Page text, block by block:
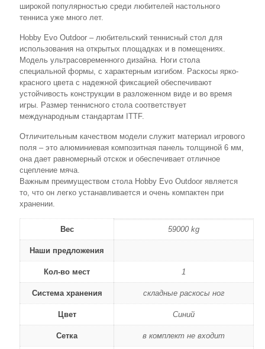
широкой популярностью среди любителей настольного
тенниса уже много лет.
Hobby Evo Outdoor – любительский теннисный стол для
использования на открытых площадках и в помещениях.
Модель ультрасовременного дизайна. Ноги стола
специальной формы, с характерным изгибом. Раскосы ярко-
красного цвета с надежной фиксацией обеспечивают
устойчивость конструкции в разложенном виде и во время
игры. Размер теннисного стола соответствует
международным стандартам ITTF.
Отличительным качеством модели служит материал игрового
поля – это алюминиевая композитная панель толщиной 6 мм,
она дает равномерный отскок и обеспечивает отличное
сцепление мяча.
Важным преимуществом стола Hobby Evo Outdoor является
то, что он легко устанавливается и очень компактен при
хранении.
Вес 59000 kg
Наши предложения
Кол-во мест 1
Система хранения складные раскосы ног
Цвет Синий
Сетка в комплект не входит